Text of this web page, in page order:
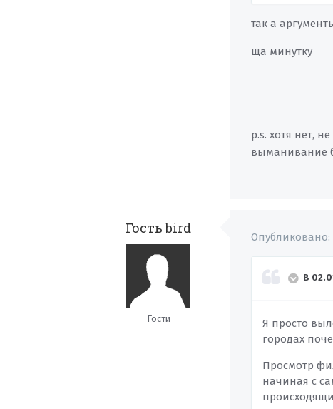
так а
ща минутку
p.s. хотя нет,
выманивание
Гость bird
Гости
Опубликовано:
В
Я просто
городах
Просмотр
начиная с